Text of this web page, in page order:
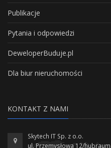
Publikacje
Pytania i odpowiedzi
DeweloperBuduje.pl
Dla biur nieruchomości
KONTAKT Z NAMI
Skytech IT Sp. z o.o.
ul. Przemysłowa 12/hubraum